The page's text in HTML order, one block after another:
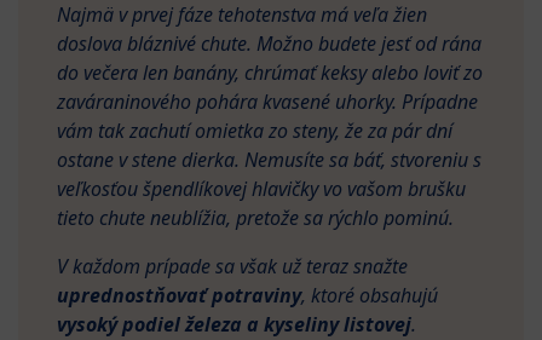
Najmä v prvej fáze tehotenstva má veľa žien
doslova bláznivé chute. Možno budete jesť od rána
do večera len banány, chrúmať keksy alebo loviť zo
zaváraninového pohára kvasené uhorky. Prípadne
vám tak zachutí omietka zo steny, že za pár dní
ostane v stene dierka. Nemusíte sa báť, stvoreniu s
veľkosťou špendlíkovej hlavičky vo vašom brušku
tieto chute neublížia, pretože sa rýchlo pominú.
V každom prípade sa však už teraz snažte
uprednostňovať potraviny, ktoré obsahujú
vysoký podiel železa a kyseliny listovej.